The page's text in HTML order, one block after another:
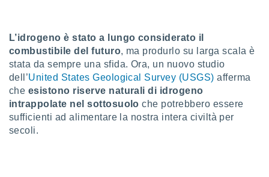
di
nostri
di
il
L’idrogeno è stato a lungo considerato il
combustibile del futuro, ma produrlo su larga scala è
stata da sempre una sfida. Ora, un nuovo studio
dell’United States Geological Survey (USGS) afferma
che esistono riserve naturali di idrogeno
intrappolate nel sottosuolo che potrebbero essere
sufficienti ad alimentare la nostra intera civiltà per
secoli.